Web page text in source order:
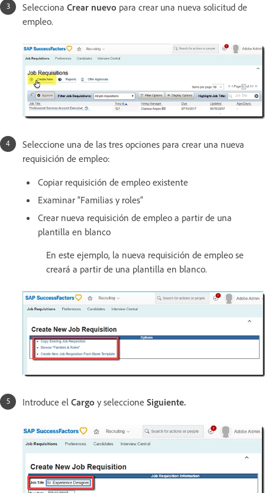
Selecciona Crear nuevo para crear una nueva solicitud de
empleo.
Seleccione una de las tres opciones para crear una nueva
requisición de empleo:
Copiar requisición de empleo existente
Examinar “Familias y roles”
Crear nueva requisición de empleo a partir de una
plantilla en blanco
En este ejemplo, la nueva requisición de empleo se
creará a partir de una plantilla en blanco.
Introduce el Cargo y seleccione Siguiente.